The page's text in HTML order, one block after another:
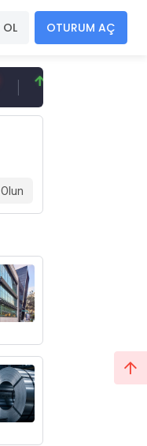
OL OTURUM AÇ
6,71 USD
Bakır(lb)